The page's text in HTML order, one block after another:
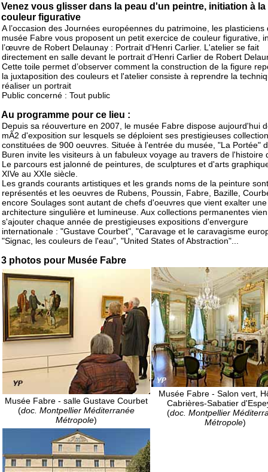
Venez vous glisser dans la peau d'un peintre, initiation à la
couleur figurative
A l’occasion des Journées européennes du patrimoine, les plasticiens
musée Fabre vous proposent un petit exercice de couleur figurative,
l’œuvre de Robert Delaunay : Portrait d'Henri Carlier. L'atelier se fait
directement en salle devant le portrait d’Henri Carlier de Robert
Cette toile permet d’observer comment la construction de la figure
la juxtaposition des couleurs et l'atelier consiste à reprendre la
réaliser un portrait
Public concerné : Tout public
Au programme pour ce lieu :
Depuis sa réouverture en 2007, le musée Fabre dispose aujourd'hui
mÂ2 d'exposition sur lesquels se déploient ses prestigieuses
constituées de 900 oeuvres. Située à l'entrée du musée, "La Portée"
Buren invite les visiteurs à un fabuleux voyage au travers de l'histoire
Le parcours est jalonné de peintures, de sculptures et d'arts
XIVe au XXIe siècle.
Les grands courants artistiques et les grands noms de la peinture
représentés et les oeuvres de Rubens, Poussin, Fabre, Bazille,
encore Soulages sont autant de chefs d'oeuvres que vient exalter une
architecture singulière et lumineuse. Aux collections permanentes
s'ajouter chaque année de prestigieuses expositions d'envergure
internationale : "Gustave Courbet", "Caravage et le caravagisme
"Signac, les couleurs de l'eau", "United States of Abstraction"...
3 photos pour Musée Fabre
Musée Fabre - salle Gustave Courbet
(doc. Montpellier Méditerranée
Métropole)
Musée Fabre - Salon vert,
Cabrières-Sabatier
(doc. Montpellier
Métropole)